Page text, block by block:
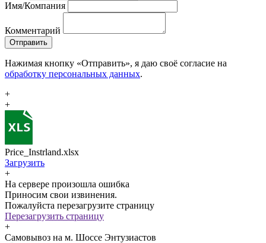
Имя/Компания
Комментарий
Отправить
Нажимая кнопку «Отправить», я даю своё согласие на
обработку персональных данных.
+
+
Price_Instrland.xlsx
Загрузить
+
На сервере произошла ошибка
Приносим свои извинения.
Пожалуйста перезагрузите страницу
Перезагрузить страницу
+
Самовывоз на м. Шоссе Энтузиастов